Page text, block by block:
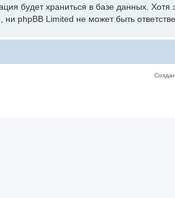
будет храниться в базе данных.
phpBB Limited не может быть